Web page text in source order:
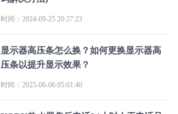
时间：2024-09-25 20:27:23
显示器高压条怎么换？如何更换显示器高
压条以提升显示效果？
时间：2025-06-06 05:01:40